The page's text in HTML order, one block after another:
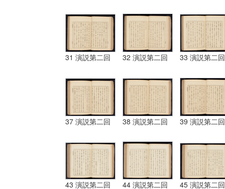
31 演説第二回 32 演説第二回 33 演説第二回
37 演説第二回 38 演説第二回 39 演説第二回
43 演説第二回 44 演説第二回 45 演説第二回